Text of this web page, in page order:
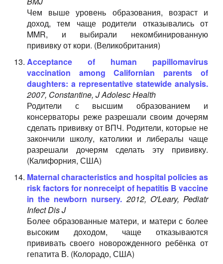
Чем выше уровень образования, возраст и
доход, тем чаще родители отказывались от
MMR, и выбирали некомбинированную
прививку от кори. (Великобритания)
Acceptance of human papillomavirus
vaccination among Californian parents of
daughters: a representative statewide analysis.
2007, Constantine, J Adolesc Health
Родители с высшим образованием и
консерваторы реже разрешали своим дочерям
сделать прививку от ВПЧ. Родители, которые не
закончили школу, католики и либералы чаще
разрешали дочерям сделать эту прививку.
(Калифорния, США)
Maternal characteristics and hospital policies as
risk factors for nonreceipt of hepatitis B vaccine
in the newborn nursery. 2012, O'Leary, Pediatr
Infect Dis J
Более образованные матери, и матери с более
высоким доходом, чаще отказываются
прививать своего новорожденного ребёнка от
гепатита В. (Колорадо, США)